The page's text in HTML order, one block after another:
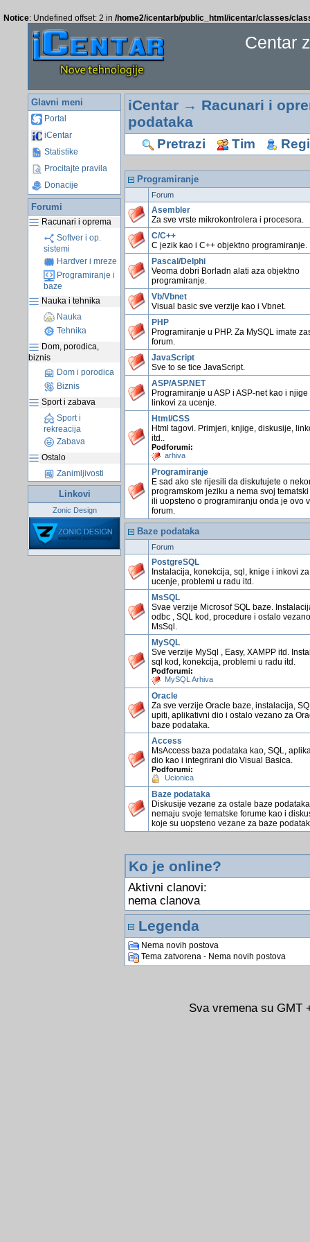
Notice: Undefined offset: 2 in /home2/icentarb/public_html/icentar/classes/
Centar
Glavni meni
Portal
iCentar
Statistike
Procitajte pravila
Donacije
Forumi
Racunari i oprema
Softver i op.
sistemi
Hardver i mreze
Programiranje i
baze
Nauka i tehnika
Nauka
Tehnika
Dom, porodica,
biznis
Dom i porodica
Biznis
Sport i zabava
Sport i
rekreacija
Zabava
Ostalo
Zanimljivosti
Linkovi
Zonic Design
iCentar→ Racunari i
podataka
Pretrazi Tim
Programiranje
Forum
Asembler
Za sve vrste mikrokontrolera i procesora.
C/C++
C jezik kao i C++ objektno programiranje.
Pascal/Delphi
Veoma dobri Borladn alati aza objektno
programiranje.
Vb/Vbnet
Visual basic sve verzije kao i Vbnet.
PHP
Programiranje u PHP. Za MySQL imate
forum.
JavaScript
Sve to se tice JavaScript.
ASP/ASP.NET
Programiranje u ASP i ASP-net kao i njige
linkovi za ucenje.
Html/CSS
Html tagovi. Primjeri, knjige, diskusije,
itd..
Podforumi:
arhiva
Programiranje
E sad ako ste rijesili da diskutujete o
programskom jeziku a nema svoj tematski
ili uopsteno o programiranju onda je ovo
forum.
Baze podataka
Forum
PostgreSQL
Instalacija, konekcija, sql, knige i inkovi za
ucenje, problemi u radu itd.
MsSQL
Svae verzije Microsof SQL baze.
odbc , SQL kod, procedure i ostalo
MsSql.
MySQL
Sve verzije MySql , Easy, XAMPP itd.
sql kod, konekcija, problemi u radu itd.
Podforumi:
MySQL Arhiva
Oracle
Za sve verzije Oracle baze, instalacija,
upiti, aplikativni dio i ostalo vezano za
baze podataka.
Access
MsAccess baza podataka kao, SQL,
dio kao i integrirani dio Visual Basica.
Podforumi:
Ucionica
Baze podataka
Diskusije vezane za ostale baze
nemaju svoje tematske forume kao i
koje su uopsteno vezane za baze
Ko je online?
Aktivni clanovi:
nema clanova
Legenda
Nema novih postova
Tema zatvorena - Nema novih postova
Sva vremena su GMT